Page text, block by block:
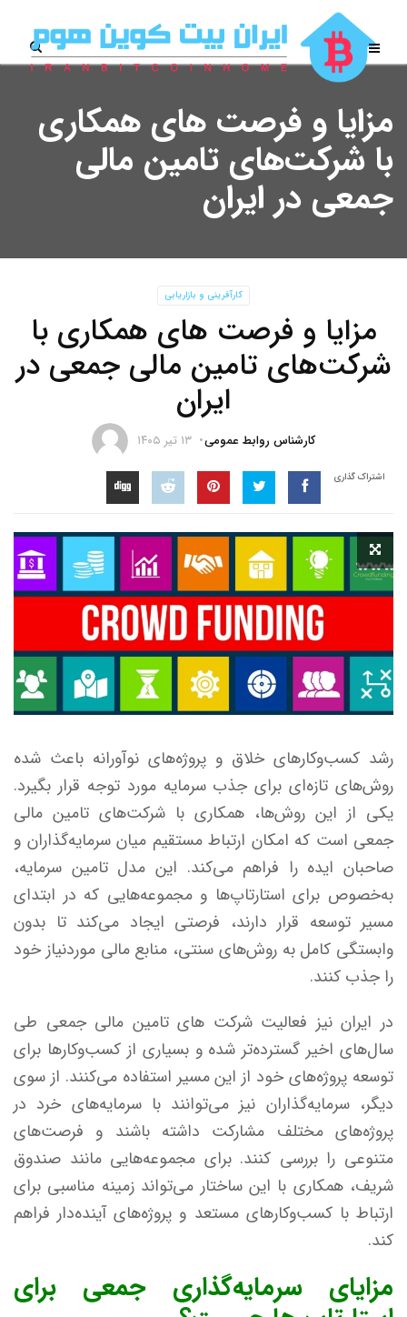
مزایا و فرصت های همکاری
با شرکت‌های تامین مالی
جمعی در ایران
کارآفرینی و بازاریابی
مزایا و فرصت های همکاری با
شرکت‌های تامین مالی جمعی در
ایران
کارشناس روابط عمومی ۱۳ تیر ۱۴۰۵
اشتراک گذاری
رشد کسب‌وکارهای خلاق و پروژه‌های نوآورانه باعث شده
روش‌های تازه‌ای برای جذب سرمایه مورد توجه قرار بگیرد.
یکی از این روش‌ها، همکاری با شرکت‌های تامین مالی
جمعی است که امکان ارتباط مستقیم میان سرمایه‌گذاران و
صاحبان ایده را فراهم می‌کند. این مدل تامین سرمایه،
به‌خصوص برای استارتاپ‌ها و مجموعه‌هایی که در ابتدای
مسیر توسعه قرار دارند، فرصتی ایجاد می‌کند تا بدون
وابستگی کامل به روش‌های سنتی، منابع مالی موردنیاز خود
را جذب کنند.
در ایران نیز فعالیت شرکت ‌های تامین مالی جمعی طی
سال‌های اخیر گسترده‌تر شده و بسیاری از کسب‌وکارها برای
توسعه پروژه‌های خود از این مسیر استفاده می‌کنند. از سوی
دیگر، سرمایه‌گذاران نیز می‌توانند با سرمایه‌های خرد در
پروژه‌های مختلف مشارکت داشته باشند و فرصت‌های
متنوعی را بررسی کنند. برای مجموعه‌هایی مانند صندوق
شریف، همکاری با این ساختار می‌تواند زمینه مناسبی برای
ارتباط با کسب‌وکارهای مستعد و پروژه‌های آینده‌دار فراهم
کند.
مزایای سرمایه‌گذاری جمعی برای